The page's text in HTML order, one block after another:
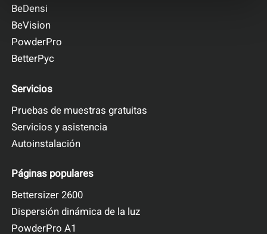
BeDensi
BeVision
PowderPro
BetterPyc
Servicios
Pruebas de muestras gratuitas
Servicios y asistencia
Autoinstalación
Páginas populares
Bettersizer 2600
Dispersión dinámica de la luz
PowderPro A1